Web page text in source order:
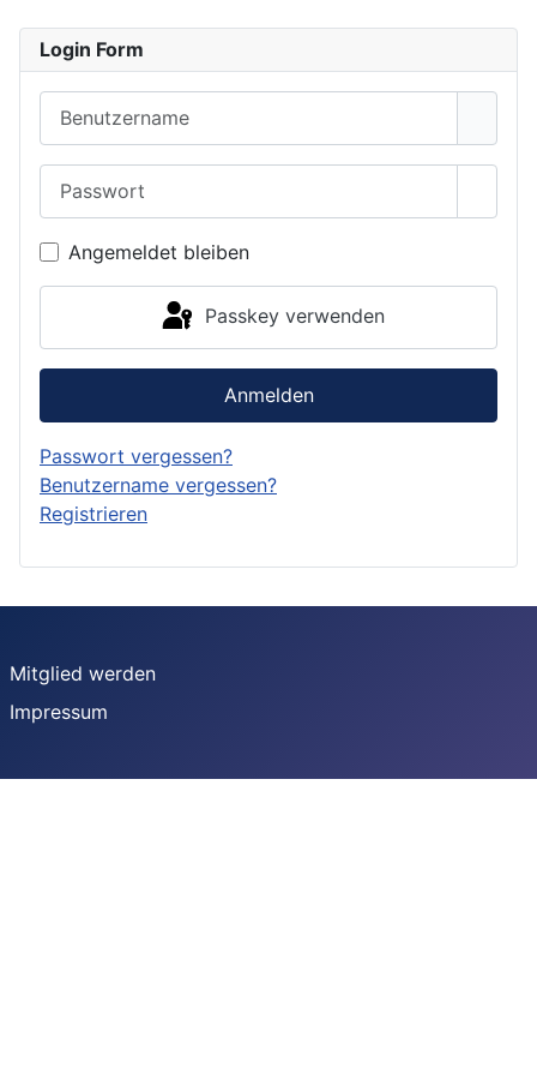
Login Form
Angemeldet bleiben
Passkey verwenden
Anmelden
Passwort vergessen?
Benutzername vergessen?
Registrieren
Mitglied werden
Impressum